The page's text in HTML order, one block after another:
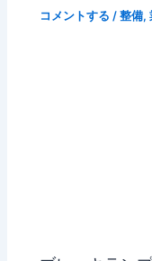
コメントする /整備,